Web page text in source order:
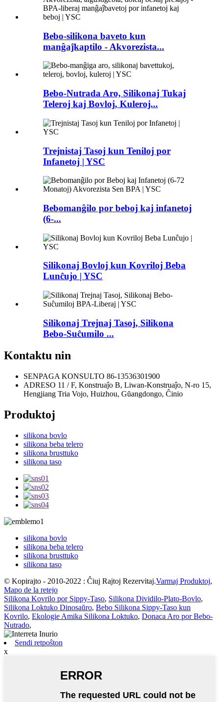
Bebo-silikona baveto kun
manĝaĵkaptilo - Akvorezista...
Bebo-Nutrada Aro, Silikonaj Tukaj
Teleroj kaj Bovloj, Kuleroj...
Trejnistaj Tasoj kun Teniloj por
Infanetoj | YSC
Bebomanĝilo por beboj kaj infanetoj
(6-...
Silikonaj Bovloj kun Kovriloj Beba
Lunĉujo | YSC
Silikonaj Trejnaj Tasoj, Silikona
Bebo-Suĉumilo ...
Kontaktu nin
SENPAGA KONSULTO 86-13536301900
ADRESO 11 / F, Konstruaĵo B, Liwan-Konstruaĵo, N-ro 15,
Hengjiang Tria Vojo, Huizhou, Gŭangdongo, Ĉinio
Produktoj
silikona bovlo
silikona beba telero
silikona brusttuko
silikona taso
silikona bovlo
silikona beba telero
silikona brusttuko
silikona taso
© Kopirajto - 2010-2022 : Ĉiuj Rajtoj Rezervitaj.Varmaj Produktoj,
Mapo de la retejo
Silikona Kovrilo por Sippy-Taso, Silikona Dividilo-Plato-Bovlo,
Silikona Loktuko Dinosaŭro, Bebo Silikona Sippy-Taso kun
Kovrilo, Ekologie Amika Silikona Loktuko, Donaca Aro por Bebo-
Nutrado,
Sendi retpoŝton
x